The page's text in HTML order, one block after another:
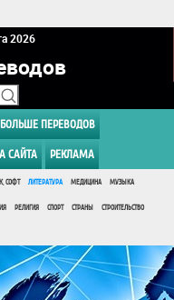
2026
БОЛЬШЕ ПЕРЕВОДОВ
САЙТА РЕКЛАМА
СОФТ ЛИТЕРАТУРА МЕДИЦИНА МУЗЫКА
РЕЛИГИЯ СПОРТ СТРАНЫ СТРОИТЕЛЬСТВО